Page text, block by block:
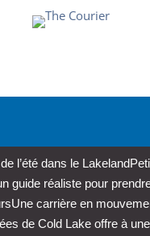
l’été dans le Lakeland
guide réaliste pour
Une carrière en
de Cold Lake offre à